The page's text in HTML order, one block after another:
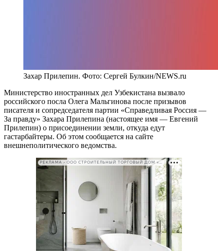
Захар Прилепин. Фото: Сергей Булкин/NEWS.ru
Министерство иностранных дел Узбекистана вызвало
российского посла Олега Мальгинова после призывов
писателя и сопредседателя партии «Справедливая Россия —
За правду» Захара Прилепина (настоящее имя — Евгений
Прилепин) о присоединении земли, откуда едут
гастарбайтеры. Об этом сообщается на сайте
внешнеполитического ведомства.
РЕКЛАМА • ООО СТРОИТЕЛЬНЫЙ ТОРГОВЫЙ ДОМ «ПЕТРОВИЧ». ИНН: 7802348846